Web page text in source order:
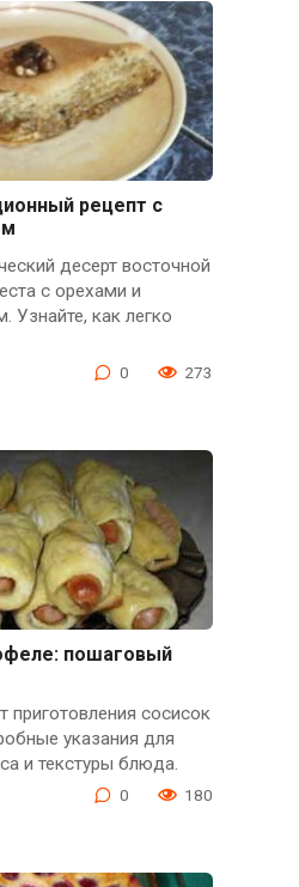
рецепт с
десерт восточной
с орехами и
как легко
0 273
пошаговый
приготовления сосисок
указания для
и текстуры блюда.
0 180